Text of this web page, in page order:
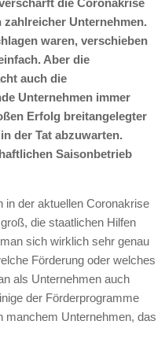
die Coronakrise
Unternehmen.
waren, verschieben
Aber die
auch die
Unternehmen immer
Erfolg breitangelegter
der Tat abzuwarten.
Saisonbetrieb
in der aktuellen Coronakrise
die staatlichen Hilfen
sich wirklich sehr genau
Förderung oder welches
als Unternehmen auch
der Förderprogramme
manchem Unternehmen, das